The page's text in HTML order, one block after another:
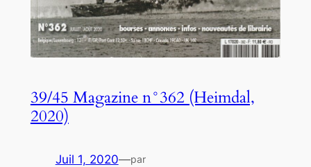
39/45 Magazine n°362 (Heimdal,
2020)
Juil 1, 2020—par